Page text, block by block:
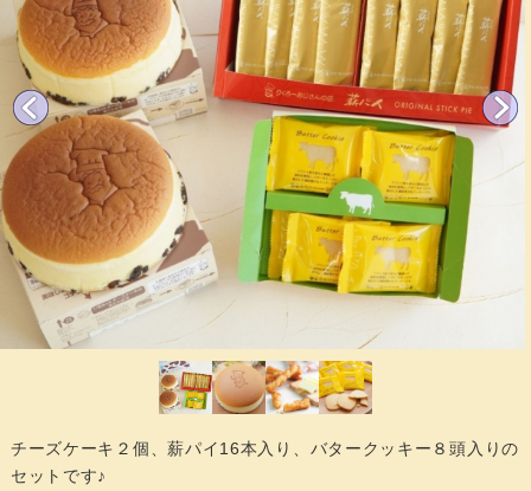
チーズケーキ２個、薪パイ16本入り、バタークッキー８頭入りの
セットです♪